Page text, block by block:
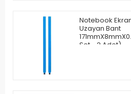
Notebook
Uzayan Bant
Set - 2 Adet)